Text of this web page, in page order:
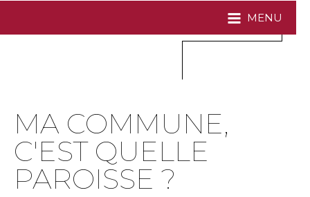
MENU
MA COMMUNE,
C'EST QUELLE
PAROISSE ?